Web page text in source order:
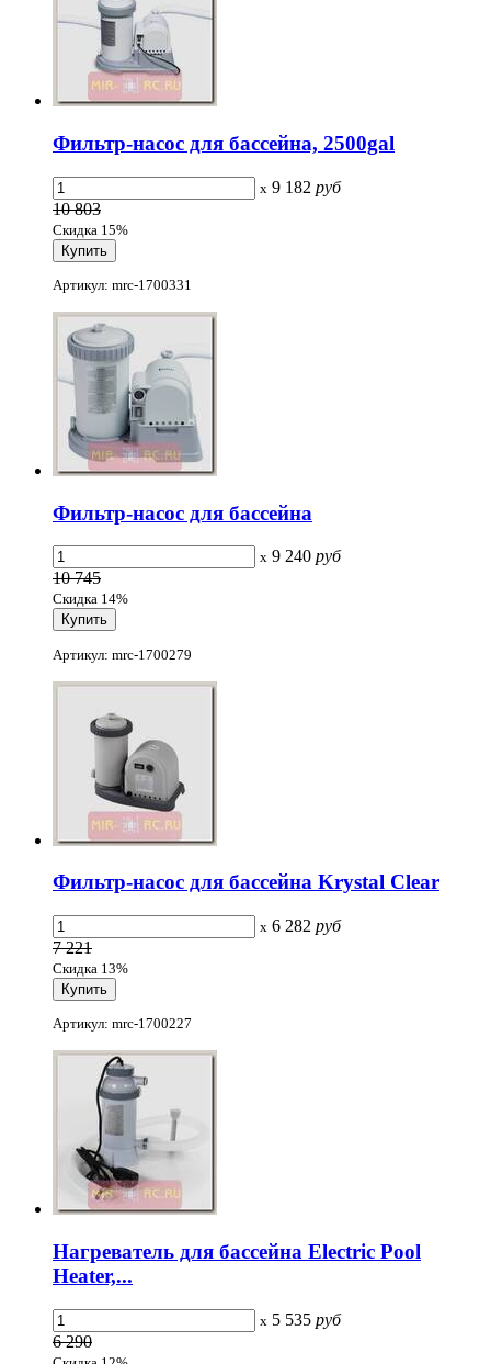
Фильтр-насос для бассейна, 2500gal
x 9 182 руб
10 803
Скидка 15%
Артикул: mrc-1700331
Фильтр-насос для бассейна
x 9 240 руб
10 745
Скидка 14%
Артикул: mrc-1700279
Фильтр-насос для бассейна Krystal Clear
x 6 282 руб
7 221
Скидка 13%
Артикул: mrc-1700227
Нагреватель для бассейна Electric Pool
Heater,...
x 5 535 руб
6 290